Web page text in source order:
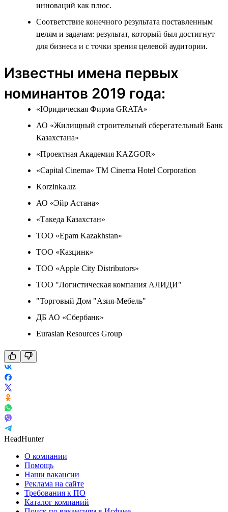
инноваций как плюс.
Соответствие конечного результата поставленным
целям и задачам: результат, который был достигнут
для бизнеса и с точки зрения целевой аудитории.
Известны имена первых
номинантов 2019 года:
«Юридическая Фирма GRATA»
АО «Жилищный строительный сберегательный Банк
Казахстана»
«Проектная Академия KAZGOR»
«Capital Cinema» ТМ Cinema Hotel Corporation
Korzinka.uz
АО «Эйр Астана»
«Такеда Казахстан»
ТОО «Epam Kazakhstan»
ТОО «Казцинк»
ТОО «Apple City Distributors»
ТОО "Логистическая компания АЛИДИ"
"Торговый Дом "Азия-Мебель"
ДБ АО «Сбербанк»
Eurasian Resources Group
HeadHunter
О компании
Помощь
Наши вакансии
Реклама на сайте
Требования к ПО
Каталог компаний